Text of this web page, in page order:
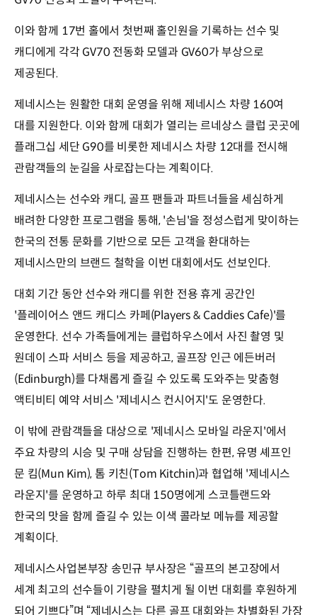
이와 함께 17번 홀에서 첫번째 홀인원을 기록하는 선수 및
캐디에게 각각 GV70 전동화 모델과 GV60가 부상으로
제공된다.
제네시스는 원활한 대회 운영을 위해 제네시스 차량 160여
대를 지원한다. 이와 함께 대회가 열리는 르네상스 클럽 곳곳에
플래그십 세단 G90를 비롯한 제네시스 차량 12대를 전시해
관람객들의 눈길을 사로잡는다는 계획이다.
제네시스는 선수와 캐디, 골프 팬들과 파트너들을 세심하게
배려한 다양한 프로그램을 통해, '손님'을 정성스럽게 맞이하는
한국의 전통 문화를 기반으로 모든 고객을 환대하는
제네시스만의 브랜드 철학을 이번 대회에서도 선보인다.
대회 기간 동안 선수와 캐디를 위한 전용 휴게 공간인
'플레이어스 앤드 캐디스 카페(Players & Caddies Cafe)'를
운영한다. 선수 가족들에게는 클럽하우스에서 사진 촬영 및
원데이 스파 서비스 등을 제공하고, 골프장 인근 에든버러
(Edinburgh)를 다채롭게 즐길 수 있도록 도와주는 맞춤형
액티비티 예약 서비스 '제네시스 컨시어지'도 운영한다.
이 밖에 관람객들을 대상으로 '제네시스 모바일 라운지'에서
주요 차량의 시승 및 구매 상담을 진행하는 한편, 유명 셰프인
문 킴(Mun Kim), 톰 키친(Tom Kitchin)과 협업해 '제네시스
라운지'를 운영하고 하루 최대 150명에게 스코틀랜드와
한국의 맛을 함께 즐길 수 있는 이색 콜라보 메뉴를 제공할
계획이다.
제네시스사업본부장 송민규 부사장은 “골프의 본고장에서
세계 최고의 선수들이 기량을 펼치게 될 이번 대회를 후원하게
되어 기쁘다”며 “제네시스는 다른 골프 대회와는 차별화된 가장